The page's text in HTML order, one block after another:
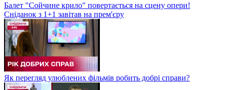
Балет "Сойчине крило" повертається на сцену опери!
Сніданок з 1+1 завітав на прем'єру
Як перегляд улюблених фільмів робить добрі справи?